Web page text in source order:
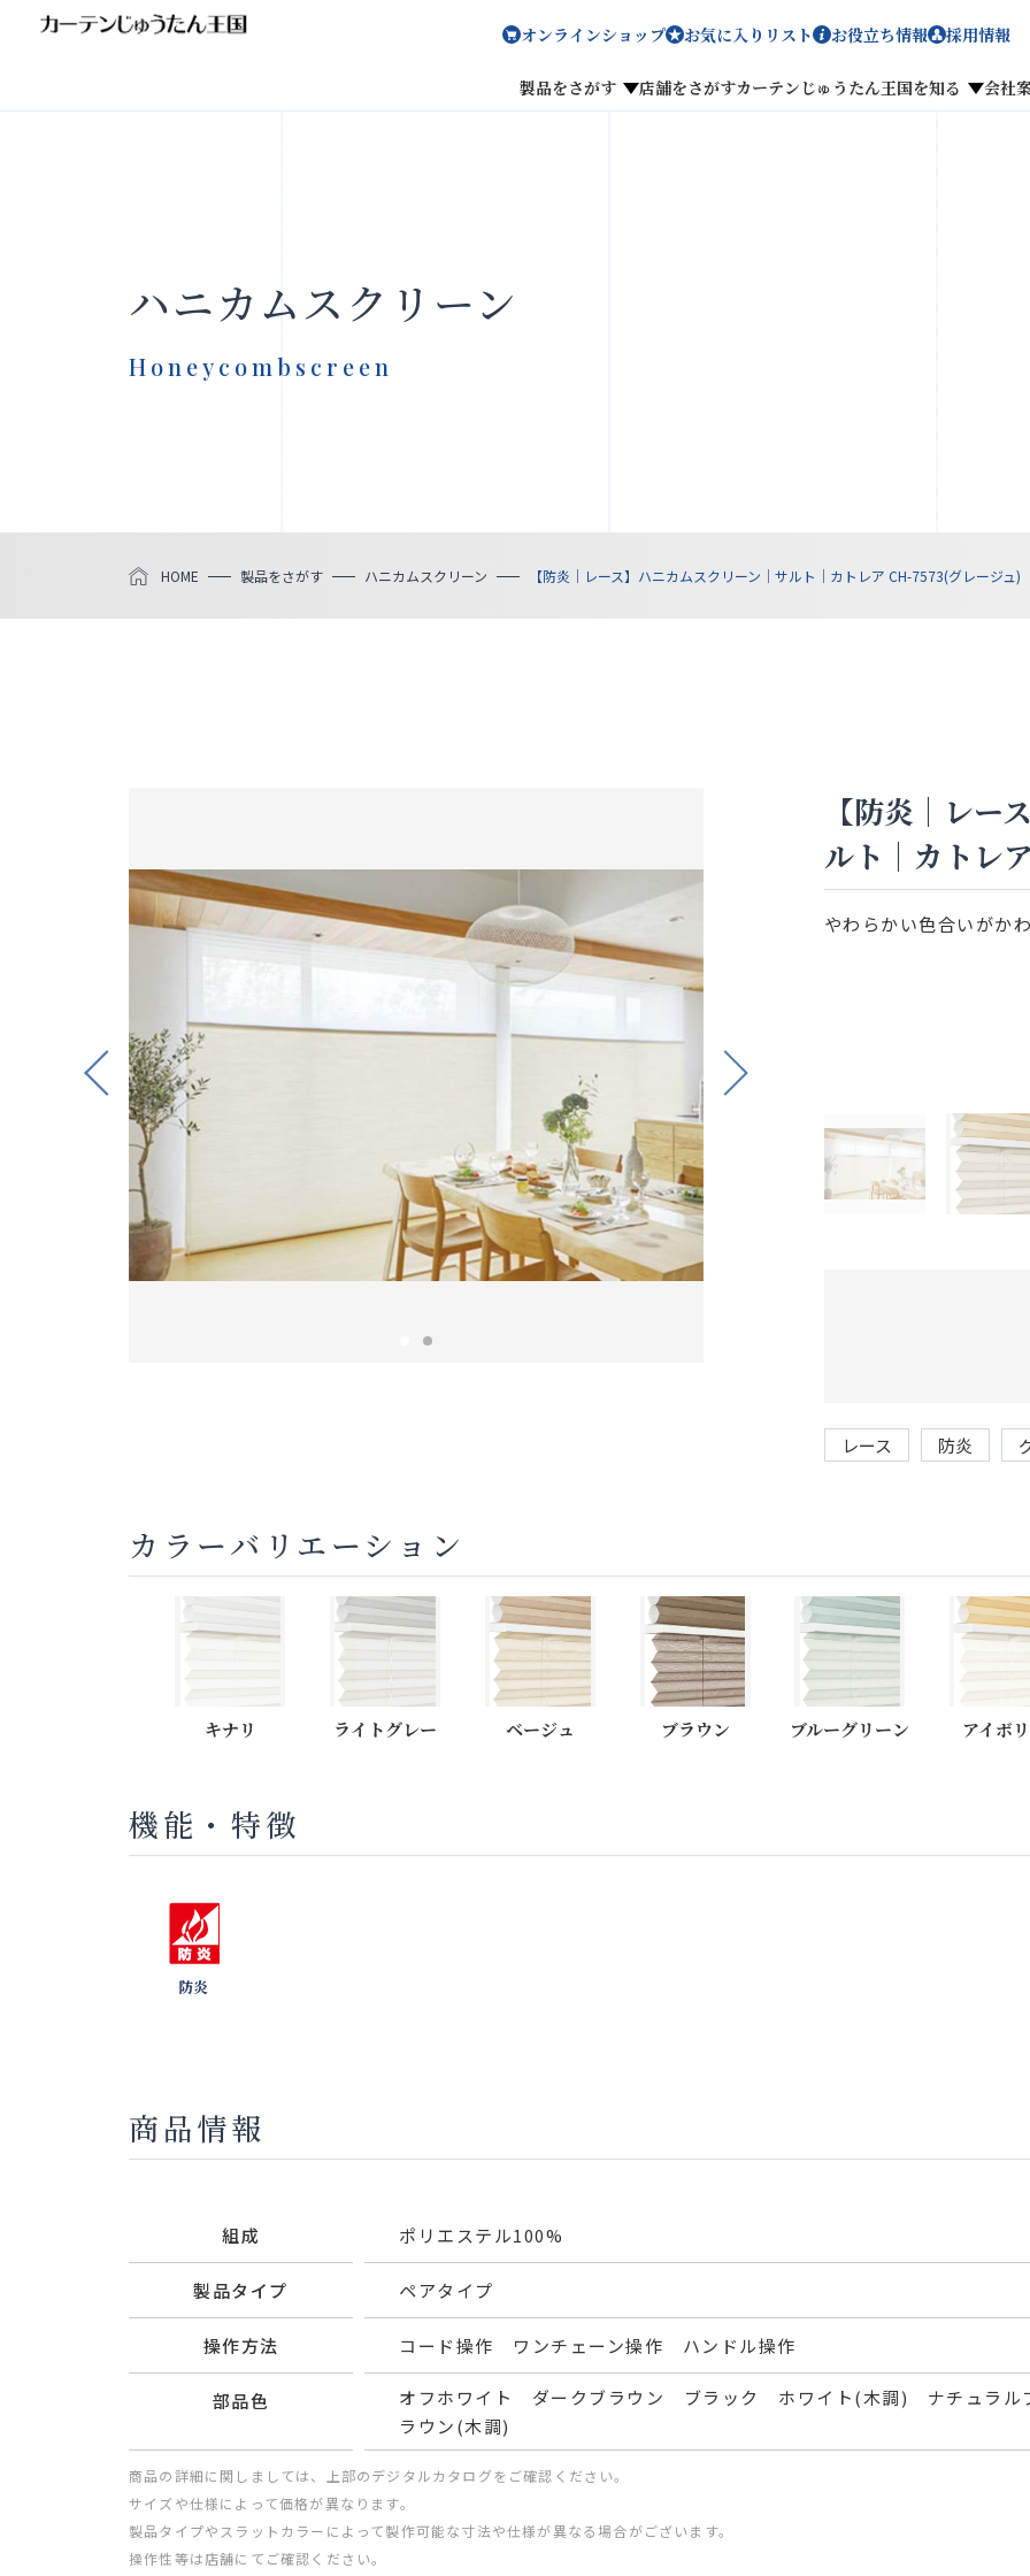
オンラインショップ お気に入りリスト お役立ち情報 採用情報
製品をさがす 店舗をさがすカーテンじゅうたん王国を知る 会社
製品をさがす
ハニカムスクリーン
Honeycombscreen
HOME 製品をさがす ハニカムスクリーン 【防炎｜レース】ハニカムスクリーン｜サルト｜カトレア CH-7573(グレージュ)
Previous Next
【防炎｜レー
ルト｜カトレ
やわらかい色合いがか
レース 防炎
カラーバリエーション
キナリ ライトグレー ベージュ ブラウン ブルーグリーン アイボ
機能・特徴
防炎
商品情報
組成 ポリエステル100%
製品タイプ ペアタイプ
操作方法 コード操作 ワンチェーン操作 ハンドル操作
部品色
オフホワイト ダークブラウン ブラック ホワイト(木調) ナチュラ
ラウン(木調)
商品の詳細に関しましては、上部のデジタルカタログをご確認ください。
サイズや仕様によって価格が異なります。
製品タイプやスラットカラーによって製作可能な寸法や仕様が異なる場合がございます。
操作性等は店舗にてご確認ください。